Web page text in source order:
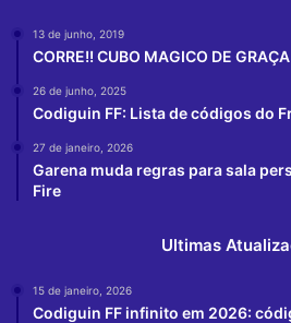
13 de junho, 2019
CORRE!! CUBO MAGICO DE GRAÇA
26 de junho, 2025
Codiguin FF: Lista de códigos do
27 de janeiro, 2026
Garena muda regras para sala
Fire
Ultimas
15 de janeiro, 2026
Codiguin FF infinito em 2026: